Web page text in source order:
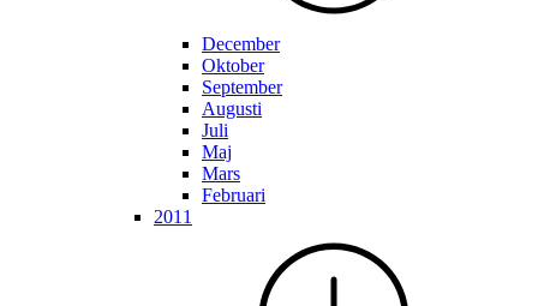
December
Oktober
September
Augusti
Juli
Maj
Mars
Februari
2011